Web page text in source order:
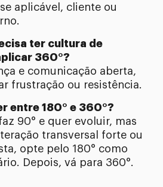
aplicável, cliente ou
ter cultura de
360°?
e comunicação aberta,
frustração ou resistência.
entre 180° e 360°?
90° e quer evoluir, mas
transversal forte ou
opte pelo 180° como
Depois, vá para 360°.